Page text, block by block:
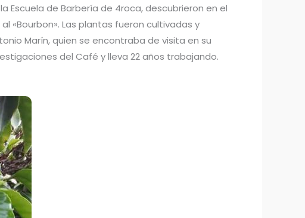
Escuela de Barbería de 4roca, descubrieron en el
«Bourbon». Las plantas fueron cultivadas y
Marín, quien se encontraba de visita en su
del Café y lleva 22 años trabajando.